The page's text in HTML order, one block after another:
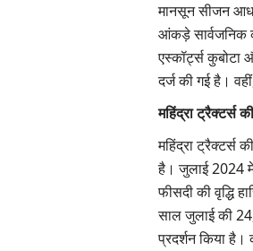
मानसून सीजन
आंकड़े सार्वजनिक
एस्कॉर्ट्स कुबोटा
दर्ज की गई है।
महिंद्रा ट्रैक्टर्स
महिंद्रा ट्रैक्टर्स
है। जुलाई 2024
फीसदी की वृद्धि
साल जुलाई की
प्रदर्शन किया